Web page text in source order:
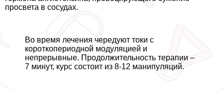
просвета в сосудах.
Во время лечения чередуют токи с
короткопериодной модуляцией и
непрерывные. Продолжительность терапии –
7 минут, курс состоит из 8-12 манипуляций.